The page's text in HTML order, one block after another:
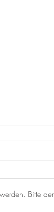
Bitte